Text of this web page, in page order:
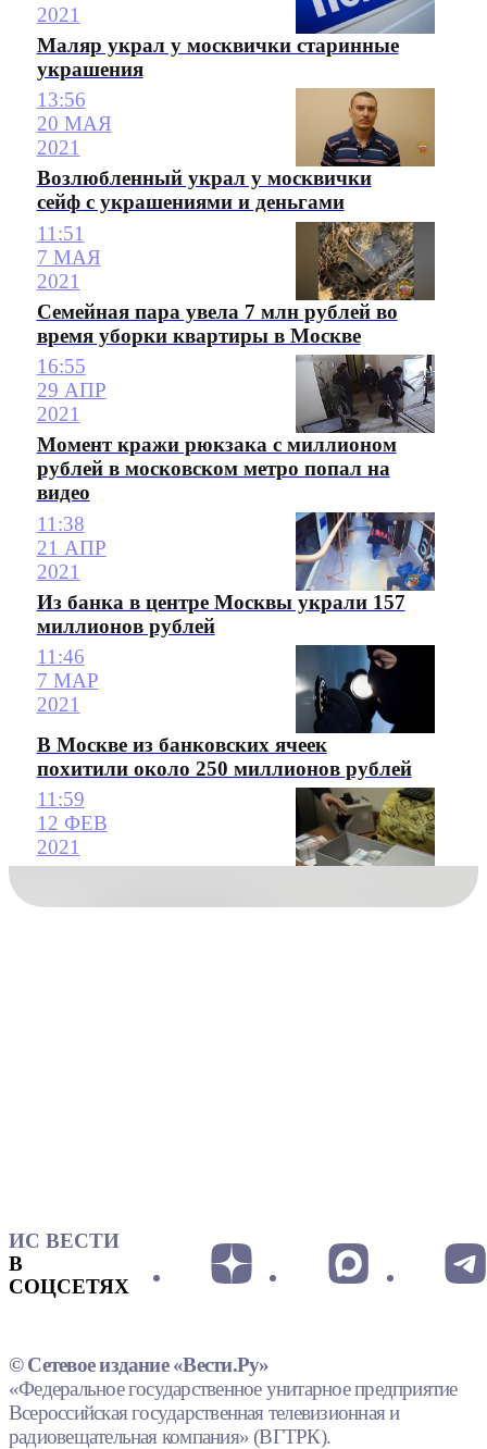
2021
Маляр украл у москвички старинные
украшения
13:56
20 МАЯ
2021
Возлюбленный украл у москвички
сейф с украшениями и деньгами
11:51
7 МАЯ
2021
Семейная пара увела 7 млн рублей во
время уборки квартиры в Москве
16:55
29 АПР
2021
Момент кражи рюкзака с миллионом
рублей в московском метро попал на
видео
11:38
21 АПР
2021
Из банка в центре Москвы украли 157
миллионов рублей
11:46
7 МАР
2021
В Москве из банковских ячеек
похитили около 250 миллионов рублей
11:59
12 ФЕВ
2021
ИС ВЕСТИ
В
СОЦСЕТЯХ
© Сетевое издание «Вести.Ру»
«Федеральное государственное унитарное предприятие
Всероссийская государственная телевизионная и
радиовещательная компания» (ВГТРК).